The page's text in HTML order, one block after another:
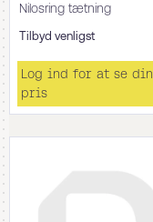
Nilosring tætning
Tilbyd venligst
Log ind for at se din
pris